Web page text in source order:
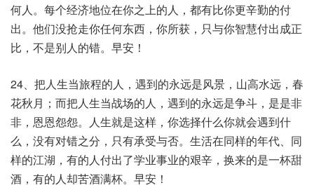
何人。每个经济地位在你之上的人，都有比你更辛勤的付
出。他们没抢走你任何东西，你所获，只与你智慧付出成正
比，不是别人的错。早安！
24、把人生当旅程的人，遇到的永远是风景，山高水远，春
花秋月；而把人生当战场的人，遇到的永远是争斗，是是非
非，恩恩怨怨。人生就是这样，你选择什么你就会遇到什
么，没有对错之分，只有承受与否。生活在同样的年代、同
样的江湖，有的人付出了学业事业的艰辛，换来的是一杯甜
酒，有的人却苦酒满杯。早安！